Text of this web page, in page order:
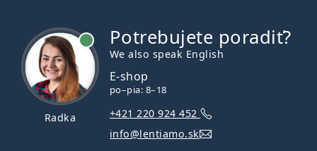
Radka
Potrebujete poradiť?
We also speak English
E-shop
po–pia: 8–18
+421 220 924 452
info@lentiamo.sk